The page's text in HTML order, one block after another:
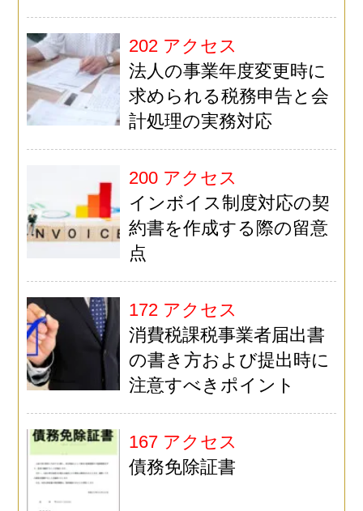
202 アクセス
法人の事業年度変更時に
求められる税務申告と会
計処理の実務対応
200 アクセス
インボイス制度対応の契
約書を作成する際の留意
点
172 アクセス
消費税課税事業者届出書
の書き方および提出時に
注意すべきポイント
167 アクセス
債務免除証書